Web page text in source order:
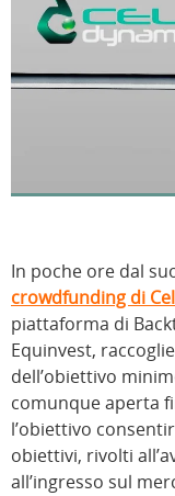
In poche ore dal
crowdfunding di
piattaforma di
Equinvest,
dell’obiettivo
comunque aperta
l’obiettivo
obiettivi, rivolti
all’ingresso sul